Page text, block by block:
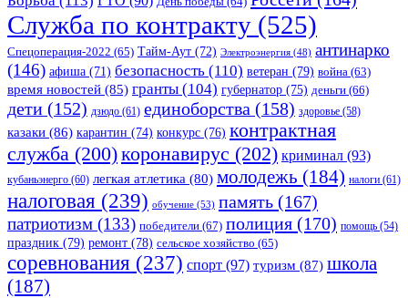
Служба по контракту (525)
Спецоперация-2022 (65) Тайм-Аут (72) Электроэнергия (48) антинарко
(146) афиша (71) безопасность (110) ветеран (79) война (63)
время новостей (85) гранты (104) губернатор (75) деньги (66)
дети (152) дзюдо (61) единоборства (158) здоровье (58)
казаки (86) карантин (74) конкурс (76) контрактная
служба (200)коронавирус (202) криминал (93)
кубаньэнерго (60) легкая атлетика (80) молодежь (184) налоги (61)
налоговая (239) обучение (53) память (167)
патриотизм (133) победители (67) полиция (170) помощь (54)
праздник (79) ремонт (78) сельское хозяйство (65)
соревнования (237) спорт (97) туризм (87) школа
(187)